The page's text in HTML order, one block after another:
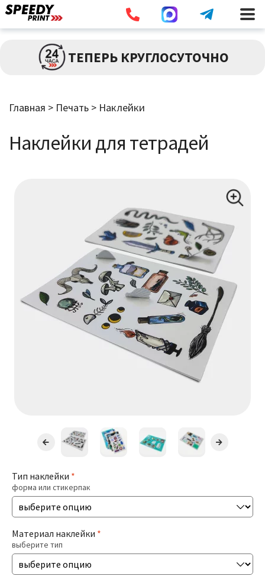
ПЕЧАТЬ
Визитки
Дипломы / Сертификаты
Презентации
Буклеты / Лифлеты
Пригласительные
Печать Меню
Печать На Холсте
ТЕПЕРЬ КРУГЛОСУТОЧНО
Главная > Печать > Наклейки
Наклейки для тетрадей
Тип наклейки *
форма или стикерпак
Материал наклейки *
выберите тип